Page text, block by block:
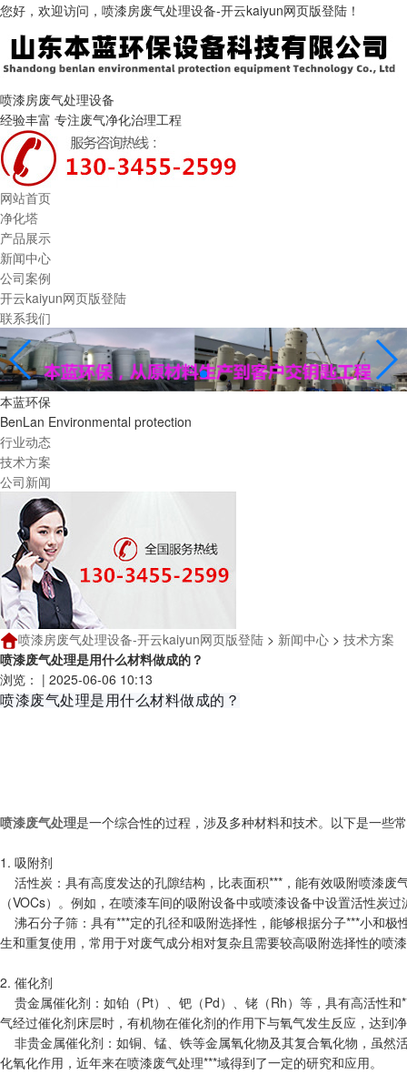
您好，欢迎访问，喷漆房废气处理设备-开云kaiyun网页版登陆！
喷漆房废气处理设备
经验丰富 专注废气净化治理工程
网站首页
净化塔
产品展示
新闻中心
公司案例
开云kaiyun网页版登陆
联系我们
本蓝环保
BenLan Environmental protection
行业动态
技术方案
公司新闻
喷漆房废气处理设备-开云kaiyun网页版登陆 > 新闻中心 > 技术方案
喷漆废气处理是用什么材料做成的？
浏览： | 2025-06-06 10:13
喷漆废气处理是用什么材料做成的？
喷漆废气处理是一个综合性的过程，涉及多种材料和技术。以下是一些
1. 吸附剂
活性炭：具有高度发达的孔隙结构，比表面积***，能有效吸附喷漆废
（VOCs）。例如，在喷漆车间的吸附设备中或喷漆设备中设置活性炭
沸石分子筛：具有***定的孔径和吸附选择性，能够根据分子***小和
生和重复使用，常用于对废气成分相对复杂且需要较高吸附选择性的喷
2. 催化剂
贵金属催化剂：如铂（Pt）、钯（Pd）、铑（Rh）等，具有高活性
气经过催化剂床层时，有机物在催化剂的作用下与氧气发生反应，达到
非贵金属催化剂：如铜、锰、铁等金属氧化物及其复合氧化物，虽然
化氧化作用，近年来在喷漆废气处理***域得到了一定的研究和应用。